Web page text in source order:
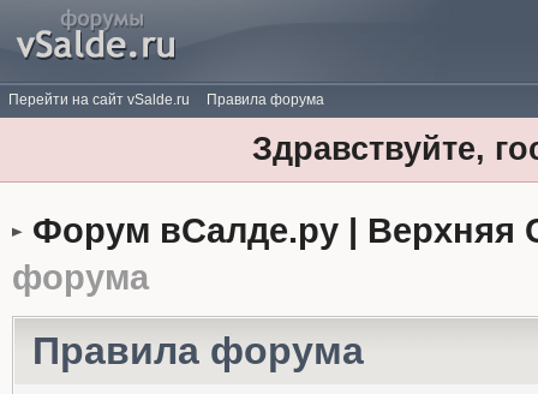
Перейти на сайт vSalde.ru Правила форума
Здравствуйте,
Форум вСалде.ру | Верхняя
форума
Правила форума